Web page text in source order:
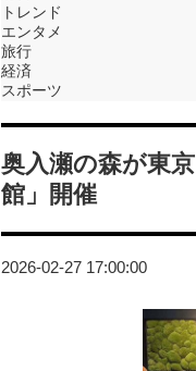
トレンド
エンタメ
旅行
経済
スポーツ
奥入瀬の森が東
館」開催
2026-02-27 17:00:00